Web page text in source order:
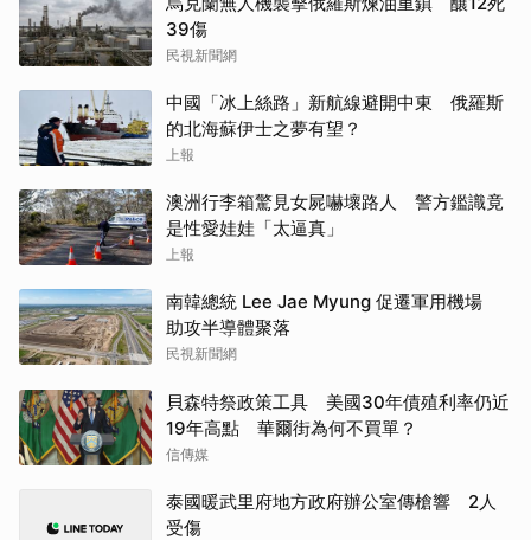
39傷
民視新聞網
中國「冰上絲路」新航線避開中東 俄羅斯
的北海蘇伊士之夢有望？
上報
澳洲行李箱驚見女屍嚇壞路人 警方鑑識竟
是性愛娃娃「太逼真」
上報
南韓總統 Lee Jae Myung 促遷軍用機場
助攻半導體聚落
民視新聞網
貝森特祭政策工具 美國30年債殖利率仍近
19年高點 華爾街為何不買單？
信傳媒
泰國暖武里府地方政府辦公室傳槍響 2人
受傷